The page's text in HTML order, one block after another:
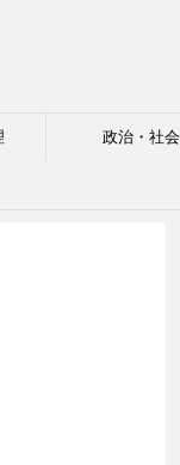
政治・社会